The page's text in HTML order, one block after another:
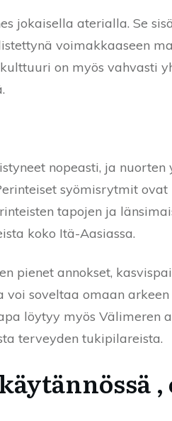
jokaisella aterialla. Se
voimakkaaseen
on myös vahvasti
nopeasti, ja
syömisrytmit
tapojen ja
koko Itä-Aasiassa.
pienet annokset,
soveltaa omaan
löytyy myös Välimeren
terveyden tukipilareista.